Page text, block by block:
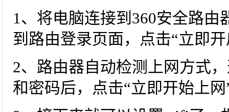
1、将电脑连接到360安全路
到路由登录页面，点击“立即开
2、路由器自动检测上网方式
和密码后，点击“立即开始上